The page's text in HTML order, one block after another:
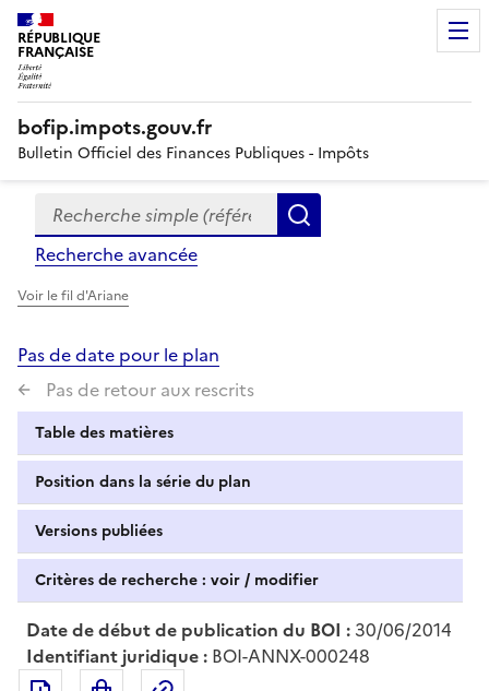
RÉPUBLIQUE
FRANÇAISE
bofip.impots.gouv.fr
Bulletin Officiel des Finances Publiques - Impôts
Formulaire
de
recherche
Recherche simple (références, mots clés, partie du
Recherche avancée
Voir le fil d'Ariane
Pas de date pour le plan
Pas de retour aux rescrits
Table des matières
Position dans la série du plan
Versions publiées
Critères de recherche : voir / modifier
Date de début de publication du BOI : 30/06/2014
Identifiant juridique : BOI-ANNX-000248